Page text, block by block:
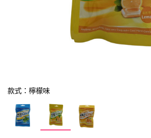
款式：檸檬味